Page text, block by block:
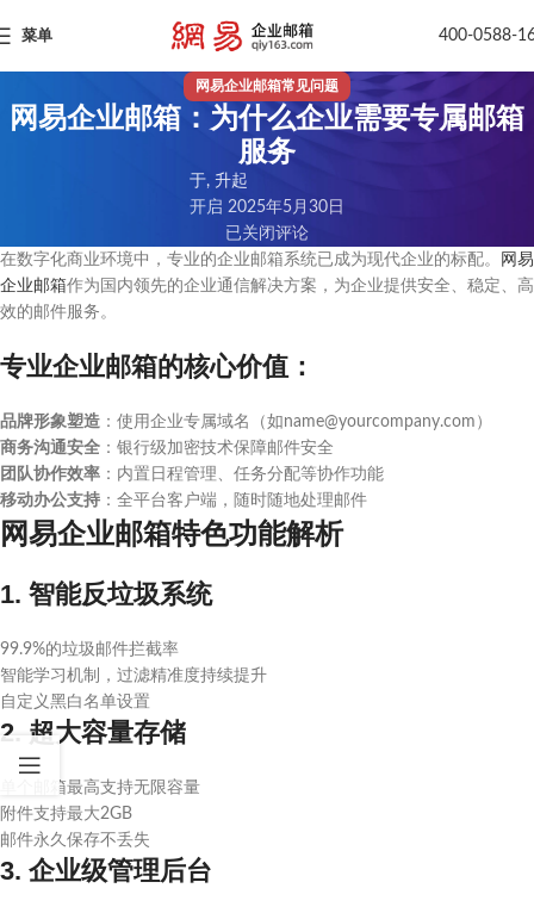
菜单 400-0588-
网易企业邮箱常见问题
网易企业邮箱：为什么企业需要专属邮箱
服务
于, 升起
开启 2025年5月30日
已关闭评论
在数字化商业环境中，专业的企业邮箱系统已成为现代企业的标配。
网易
企业邮箱作为国内领先的企业通信解决方案，为企业提供安全、稳定、高
效的邮件服务。
专业企业邮箱的核心价值：
品牌形象塑造 ：使用企业专属域名（如name@yourcompany.com）
商务沟通安全 ：银行级加密技术保障邮件安全
团队协作效率 ：内置日程管理、任务分配等协作功能
移动办公支持 ：全平台客户端，随时随地处理邮件
网易企业邮箱特色功能解析
1. 智能反垃圾系统
99.9%的垃圾邮件拦截率
智能学习机制，过滤精准度持续提升
自定义黑白名单设置
2. 超大容量存储
单个邮箱最高支持无限容量
附件支持最大2GB
邮件永久保存不丢失
3. 企业级管理后台